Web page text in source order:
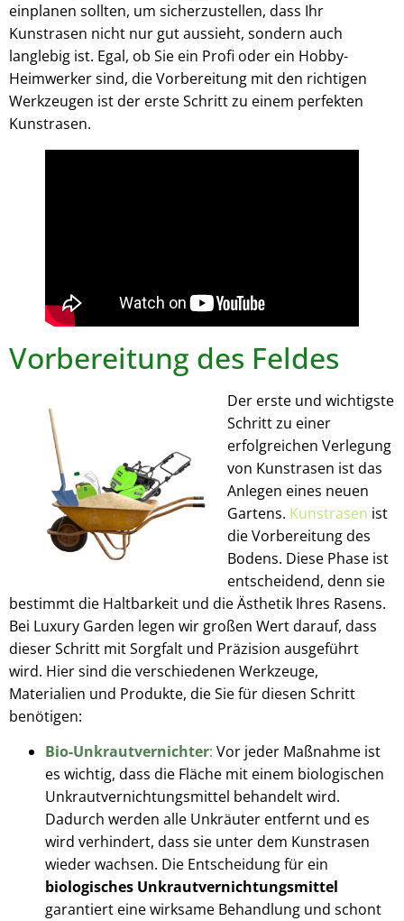
einplanen sollten, um sicherzustellen, dass Ihr
Kunstrasen nicht nur gut aussieht, sondern auch
langlebig ist. Egal, ob Sie ein Profi oder ein Hobby-
Heimwerker sind, die Vorbereitung mit den richtigen
Werkzeugen ist der erste Schritt zu einem perfekten
Kunstrasen.
Vorbereitung des Feldes
Der erste und wichtigste
Schritt zu einer
erfolgreichen Verlegung
von Kunstrasen ist das
Anlegen eines neuen
Gartens. Kunstrasen ist
die Vorbereitung des
Bodens. Diese Phase ist
entscheidend, denn sie
bestimmt die Haltbarkeit und die Ästhetik Ihres Rasens.
Bei Luxury Garden legen wir großen Wert darauf, dass
dieser Schritt mit Sorgfalt und Präzision ausgeführt
wird. Hier sind die verschiedenen Werkzeuge,
Materialien und Produkte, die Sie für diesen Schritt
benötigen:
Bio-Unkrautvernichter: Vor jeder Maßnahme ist
es wichtig, dass die Fläche mit einem biologischen
Unkrautvernichtungsmittel behandelt wird.
Dadurch werden alle Unkräuter entfernt und es
wird verhindert, dass sie unter dem Kunstrasen
wieder wachsen. Die Entscheidung für ein
biologisches Unkrautvernichtungsmittel
garantiert eine wirksame Behandlung und schont